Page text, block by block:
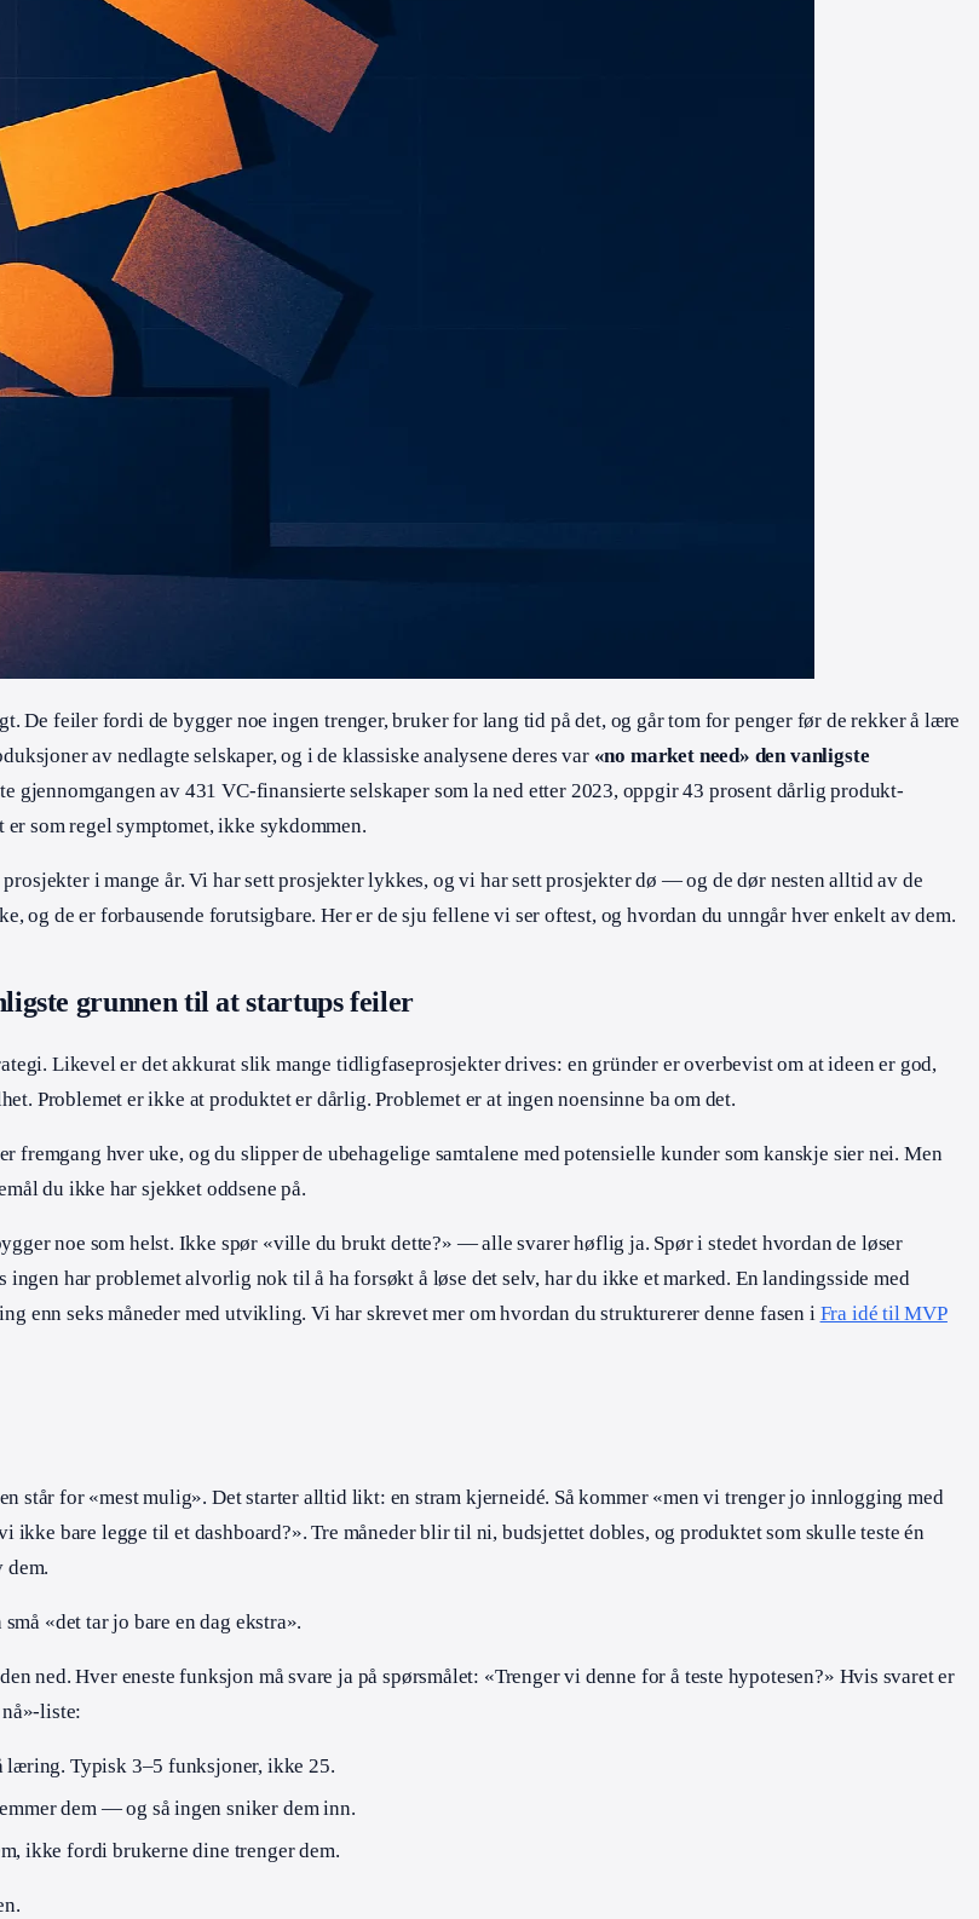
feiler fordi de bygger noe ingen trenger, bruker for lang tid på det, og går tom for penger før de rekker å lære
av nedlagte selskaper, og i de klassiske analysene deres var «no market need» den vanligste
gjennomgangen av 431 VC-finansierte selskaper som la ned etter 2023, oppgir 43 prosent dårlig produkt-
som regel symptomet, ikke sykdommen.
i mange år. Vi har sett prosjekter lykkes, og vi har sett prosjekter dø — og de dør nesten alltid av de
og de er forbausende forutsigbare. Her er de sju fellene vi ser oftest, og hvordan du unngår hver enkelt av dem.
grunnen til at startups feiler
Likevel er det akkurat slik mange tidligfaseprosjekter drives: en gründer er overbevist om at ideen er god,
Problemet er ikke at produktet er dårlig. Problemet er at ingen noensinne ba om det.
hver uke, og du slipper de ubehagelige samtalene med potensielle kunder som kanskje sier nei. Men
du ikke har sjekket oddsene på.
noe som helst. Ikke spør «ville du brukt dette?» — alle svarer høflig ja. Spør i stedet hvordan de løser
har problemet alvorlig nok til å ha forsøkt å løse det selv, har du ikke et marked. En landingsside med
enn seks måneder med utvikling. Vi har skrevet mer om hvordan du strukturerer denne fasen i Fra idé til MVP
står for «mest mulig». Det starter alltid likt: en stram kjerneidé. Så kommer «men vi trenger jo innlogging med
ikke bare legge til et dashboard?». Tre måneder blir til ni, budsjettet dobles, og produktet som skulle teste én
dem.
«det tar jo bare en dag ekstra».
ned. Hver eneste funksjon må svare ja på spørsmålet: «Trenger vi denne for å teste hypotesen?» Hvis svaret er
liste:
læring. Typisk 3–5 funksjoner, ikke 25.
dem — og så ingen sniker dem inn.
ikke fordi brukerne dine trenger dem.